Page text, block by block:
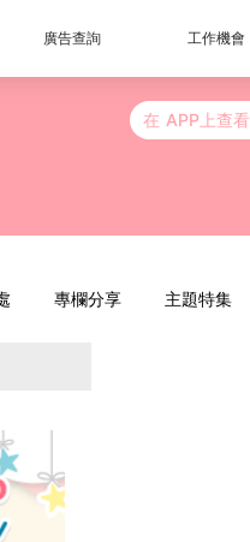
廣告查詢 工作機會
在 APP上查看
專欄分享 主題特集